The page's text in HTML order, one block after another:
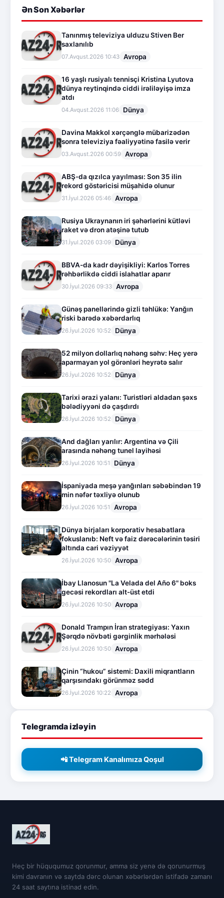
Ən Son Xəbərlər
Tanınmış televiziya ulduzu Stiven Ber
saxlanılıb
07.Avqust.2026 10:43 Avropa
16 yaşlı rusiyalı tennisçi Kristina Lyutova
dünya reytinqində ciddi irəliləyişə imza
atdı
04.Avqust.2026 11:06 Dünya
Davina Makkol xərçənglə mübarizədən
sonra televiziya fəaliyyətinə fasilə verir
03.Avqust.2026 00:59 Avropa
ABŞ-da qızılca yayılması: Son 35 ilin
rekord göstəricisi müşahidə olunur
31.İyul.2026 05:46 Avropa
Rusiya Ukraynanın iri şəhərlərini kütləvi
raket və dron atəşinə tutub
31.İyul.2026 03:09 Dünya
BBVA-da kadr dəyişikliyi: Karlos Torres
rəhbərlikdə ciddi islahatlar aparır
30.İyul.2026 09:33 Avropa
Günəş panellərində gizli təhlükə: Yanğın
riski barədə xəbərdarlıq
26.İyul.2026 10:52 Dünya
52 milyon dollarlıq nəhəng səhv: Heç yerə
aparmayan yol görənləri heyrətə salır
26.İyul.2026 10:52 Dünya
Tarixi ərazi yalanı: Turistləri aldadan şəxs
bələdiyyəni də çaşdırdı
26.İyul.2026 10:52 Dünya
And dağları yarılır: Argentina və Çili
arasında nəhəng tunel layihəsi
26.İyul.2026 10:51 Dünya
İspaniyada meşə yanğınları səbəbindən 19
min nəfər təxliyə olunub
26.İyul.2026 10:51 Avropa
Dünya birjaları korporativ hesabatlara
fokuslanıb: Neft və faiz dərəcələrinin təsiri
altında cari vəziyyət
26.İyul.2026 10:50 Avropa
İbay Llanosun "La Velada del Año 6" boks
gecəsi rekordları alt-üst etdi
26.İyul.2026 10:50 Avropa
Donald Trampın İran strategiyası: Yaxın
Şərqdə növbəti gərginlik mərhələsi
26.İyul.2026 10:50 Avropa
Çinin “hukou” sistemi: Daxili miqrantların
qarşısındakı görünməz sədd
26.İyul.2026 10:22 Avropa
Telegramda izləyin
📲 Telegram Kanalımıza Qoşul
Heç bir hüququmuz qorunmur, amma siz yenə də qorunurmuş
kimi davranın və saytda dərc olunan xəbərlərdən istifadə zamanı
24 saat saytına istinad edin.